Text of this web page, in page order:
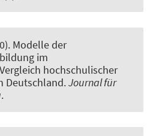
Modelle der
im
hochschulischer
Deutschland.Journal für
.